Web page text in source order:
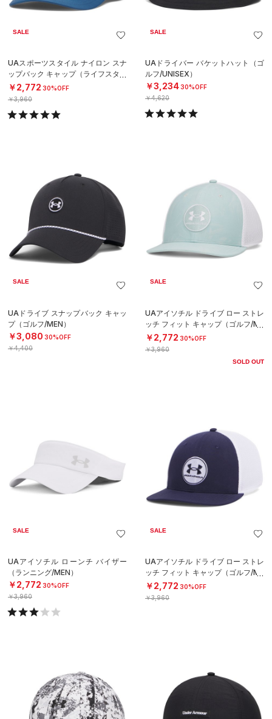
SALE
UAスポーツスタイル ナイロン スナ
ップバック キャップ（ライフスタイ
ル/MEN）
￥2,772 30%OFF
￥3,960
SALE
UAドライバー バケットハット（ゴ
ルフ/UNISEX）
￥3,23430%OFF
￥4,620
SALE
UAドライブ スナップバック キャッ
プ（ゴルフ/MEN）
￥3,080 30%OFF
￥4,400
SALE
UAアイソチル ドライブ ロー ストレ
ッチ フィット キャップ（ゴルフ/ME
N）
￥2,772 30%OFF
￥3,960
SOLD OUT
SALE
UAアイソチル ローンチ バイザー
（ランニング/MEN）
￥2,772 30%OFF
￥3,960
SALE
UAアイソチル ドライブ ロー ストレ
ッチ フィット キャップ（ゴルフ/ME
N）
￥2,772 30%OFF
￥3,960